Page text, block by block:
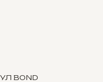
BOND